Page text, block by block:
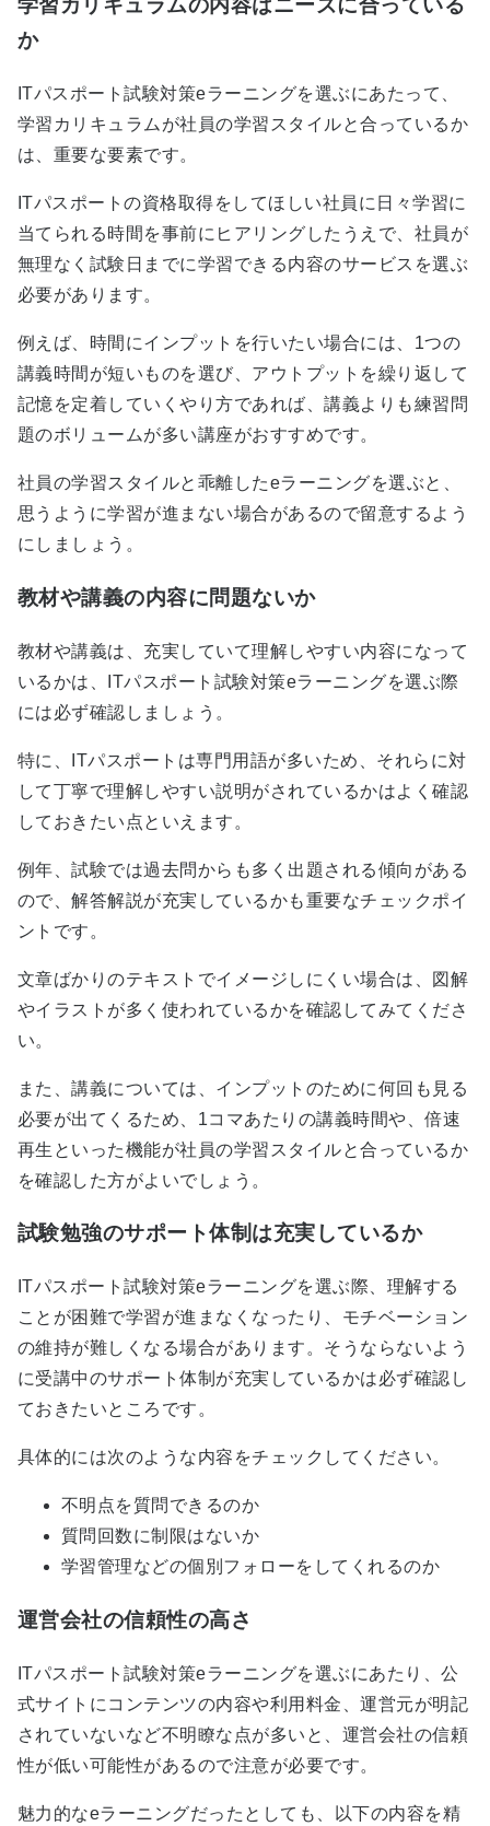
学習カリキュラムの内容はニーズに合っている
か
ITパスポート試験対策eラーニングを選ぶにあたって、
学習カリキュラムが社員の学習スタイルと合っているか
は、重要な要素です。
ITパスポートの資格取得をしてほしい社員に日々学習に
当てられる時間を事前にヒアリングしたうえで、社員が
無理なく試験日までに学習できる内容のサービスを選ぶ
必要があります。
例えば、時間にインプットを行いたい場合には、1つの
講義時間が短いものを選び、アウトプットを繰り返して
記憶を定着していくやり方であれば、講義よりも練習問
題のボリュームが多い講座がおすすめです。
社員の学習スタイルと乖離したeラーニングを選ぶと、
思うように学習が進まない場合があるので留意するよう
にしましょう。
教材や講義の内容に問題ないか
教材や講義は、充実していて理解しやすい内容になって
いるかは、ITパスポート試験対策eラーニングを選ぶ際
には必ず確認しましょう。
特に、ITパスポートは専門用語が多いため、それらに対
して丁寧で理解しやすい説明がされているかはよく確認
しておきたい点といえます。
例年、試験では過去問からも多く出題される傾向がある
ので、解答解説が充実しているかも重要なチェックポイ
ントです。
文章ばかりのテキストでイメージしにくい場合は、図解
やイラストが多く使われているかを確認してみてくださ
い。
また、講義については、インプットのために何回も見る
必要が出てくるため、1コマあたりの講義時間や、倍速
再生といった機能が社員の学習スタイルと合っているか
を確認した方がよいでしょう。
試験勉強のサポート体制は充実しているか
ITパスポート試験対策eラーニングを選ぶ際、理解する
ことが困難で学習が進まなくなったり、モチベーション
の維持が難しくなる場合があります。そうならないよう
に受講中のサポート体制が充実しているかは必ず確認し
ておきたいところです。
具体的には次のような内容をチェックしてください。
不明点を質問できるのか
質問回数に制限はないか
学習管理などの個別フォローをしてくれるのか
運営会社の信頼性の高さ
ITパスポート試験対策eラーニングを選ぶにあたり、公
式サイトにコンテンツの内容や利用料金、運営元が明記
されていないなど不明瞭な点が多いと、運営会社の信頼
性が低い可能性があるので注意が必要です。
魅力的なeラーニングだったとしても、以下の内容を精